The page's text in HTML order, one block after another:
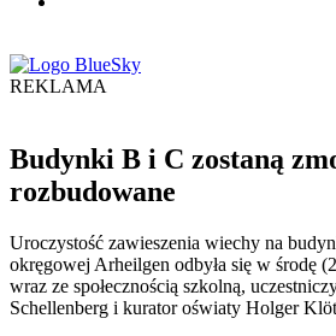
REKLAMA
Budynki B i C zostaną
rozbudowane
Uroczystość zawieszenia wiechy na
okręgowej Arheilgen odbyła się w środę
wraz ze społecznością szkolną,
Schellenberg i kurator oświaty Holger